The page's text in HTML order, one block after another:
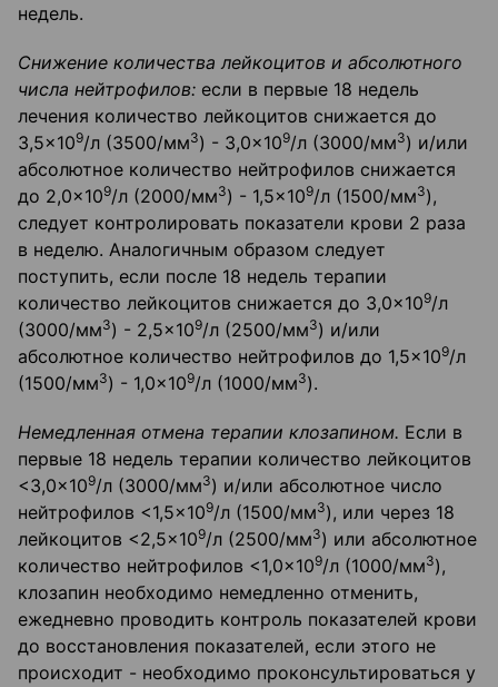
недель.
Снижение количества лейкоцитов и абсолютного
числа нейтрофилов: если в первые 18 недель
лечения количество лейкоцитов снижается до
3,5×109/л (3500/мм3) - 3,0×109/л (3000/мм3) и/или
абсолютное количество нейтрофилов снижается
до 2,0×109/л (2000/мм3) - 1,5×109/л (1500/мм3),
следует контролировать показатели крови 2 раза
в неделю. Аналогичным образом следует
поступить, если после 18 недель терапии
количество лейкоцитов снижается до 3,0×109/л
(3000/мм3) - 2,5×109/л (2500/мм3) и/или
абсолютное количество нейтрофилов до 1,5×109/л
(1500/мм3) - 1,0×109/л (1000/мм3).
Немедленная отмена терапии клозапином. Если в
первые 18 недель терапии количество лейкоцитов
<3,0×109/л (3000/мм3) и/или абсолютное число
нейтрофилов <1,5×109/л (1500/мм3), или через 18
лейкоцитов <2,5×109/л (2500/мм3) или абсолютное
количество нейтрофилов <1,0×109/л (1000/мм3),
клозапин необходимо немедленно отменить,
ежедневно проводить контроль показателей крови
до восстановления показателей, если этого не
происходит - необходимо проконсультироваться у